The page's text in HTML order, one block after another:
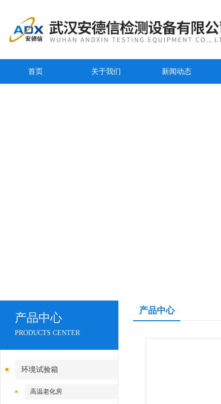
首页 关于我们 新闻动态
产品中心
PRODUCTS CENTER
环境试验箱
高温老化房
产品中心